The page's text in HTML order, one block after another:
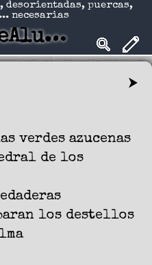
puercas,
necesarias
OrquideAlucinadA
⮞
verdes azucenas
de los
los destellos